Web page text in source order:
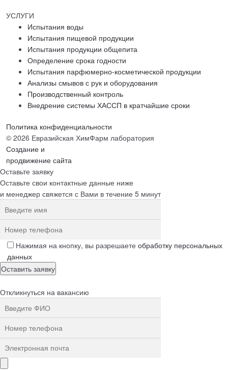
УСЛУГИ
Испытания воды
Испытания пищевой продукции
Испытания продукции общепита
Определение срока годности
Испытания парфюмерно-косметической продукции
Анализы смывов с рук и оборудования
Производственный контроль
Внедрение системы ХАССП в кратчайшие сроки
Политика конфиденциальности
© 2026 Евразийская ХимФарм лаборатория
Создание и
продвижение сайта
Оставьте заявку
Оставьте свои контактные данные ниже
и менеджер свяжется с Вами в течение 5 минут
Нажимая на кнопку, вы разрешаете обработку персональных
данных
Откликнуться на вакансию